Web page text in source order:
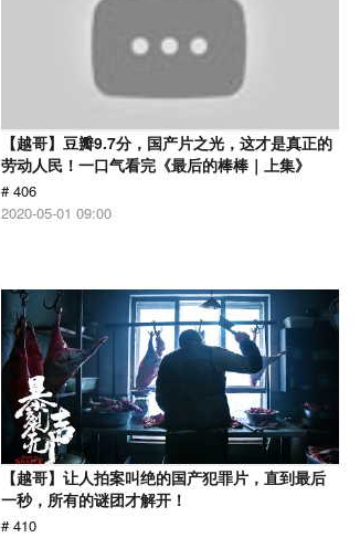
【越哥】豆瓣9.7分，国产片之光，这才是真正的
劳动人民！一口气看完《最后的棒棒｜上集》
# 406
2020-05-01 09:00
【越哥】让人拍案叫绝的国产犯罪片，直到最后
一秒，所有的谜团才解开！
# 410